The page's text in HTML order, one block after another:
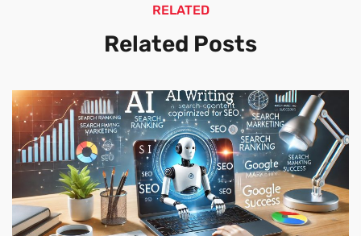
RELATED
Related Posts